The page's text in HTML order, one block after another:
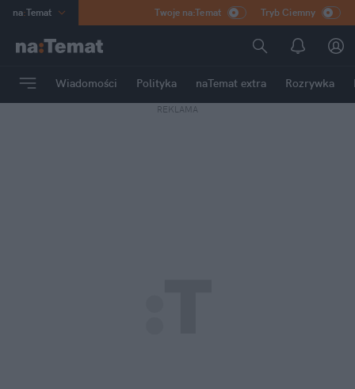
na:Temat
Poland
mama
Twoje na:Temat Tryb Ciemny
Wiadomości Polityka naTemat extra Rozrywka
REKLAMA